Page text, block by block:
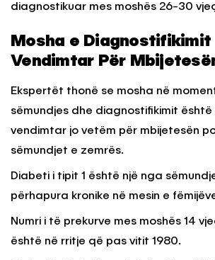
diagnostikuar mes moshës 26-30
Mosha e
Vendimtar Për
Ekspertët thonë se mosha në
sëmundjes dhe diagnostifikimit
vendimtar jo vetëm për mbijetesën
sëmundjet e zemrës.
Diabeti i tipit 1 është një nga
përhapura kronike në mesin e
Numri i të prekurve mes moshës 14
është në rritje që pas vitit 1980.